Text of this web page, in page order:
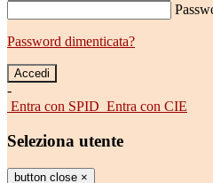
Password dimenticata?
-
Entra con SPID Entra con CIE
Seleziona utente
button close ×